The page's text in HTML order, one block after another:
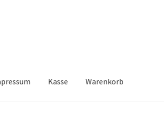
Kasse Warenkorb